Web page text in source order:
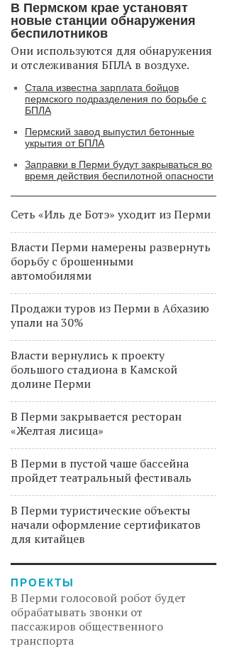
В Пермском крае установят
новые станции обнаружения
беспилотников
Они используются для обнаружения
и отслеживания БПЛА в воздухе.
Стала известна зарплата бойцов
пермского подразделения по борьбе с
БПЛА
Пермский завод выпустил бетонные
укрытия от БПЛА
Заправки в Перми будут закрываться во
время действия беспилотной опасности
Сеть «Иль де Ботэ» уходит из Перми
Власти Перми намерены развернуть
борьбу с брошенными
автомобилями
Продажи туров из Перми в Абхазию
упали на 30%
Власти вернулись к проекту
большого стадиона в Камской
долине Перми
В Перми закрывается ресторан
«Желтая лисица»
В Перми в пустой чаше бассейна
пройдет театральный фестиваль
В Перми туристические объекты
начали оформление сертификатов
для китайцев
ПРОЕКТЫ
В Перми голосовой робот будет
обрабатывать звонки от
пассажиров общественного
транспорта